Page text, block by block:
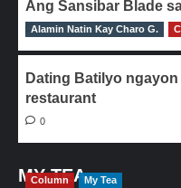
Ang Sansibar Blade
0
Alamin Natin Kay Charo G.
Dating Batilyo
restaurant
0
MY TEA
Column My Tea